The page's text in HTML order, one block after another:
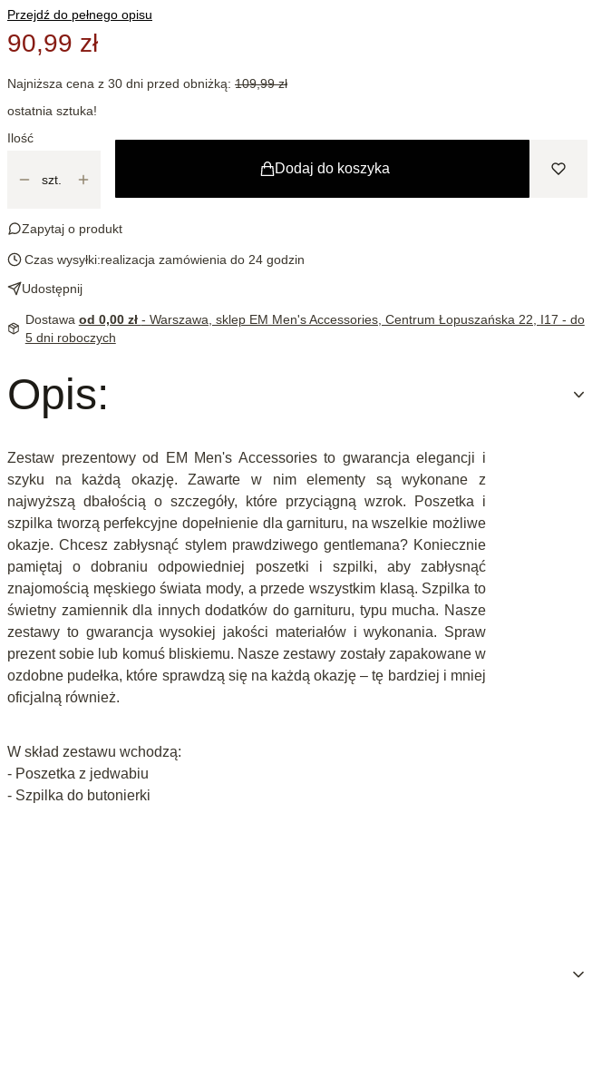
Przejdź do pełnego opisu
90,99 zł
Najniższa cena z 30 dni przed obniżką: 109,99 zł
ostatnia sztuka!
Ilość
szt.
Dodaj do koszyka
Zapytaj o produkt
Czas wysyłki:realizacja zamówienia do 24 godzin
Udostępnij
Dostawa od 0,00 zł - Warszawa, sklep EM Men's Accessories, Centrum Łopuszańska 22, I17 - do
5 dni roboczych
Opis:
Zestaw prezentowy od EM Men's Accessories to gwarancja elegancji i
szyku na każdą okazję. Zawarte w nim elementy są wykonane z
najwyższą dbałością o szczegóły, które przyciągną wzrok. Poszetka i
szpilka tworzą perfekcyjne dopełnienie dla garnituru, na wszelkie możliwe
okazje. Chcesz zabłysnąć stylem prawdziwego gentlemana? Koniecznie
pamiętaj o dobraniu odpowiedniej poszetki i szpilki, aby zabłysnąć
znajomością męskiego świata mody, a przede wszystkim klasą. Szpilka to
świetny zamiennik dla innych dodatków do garnituru, typu mucha. Nasze
zestawy to gwarancja wysokiej jakości materiałów i wykonania. Spraw
prezent sobie lub komuś bliskiemu. Nasze zestawy zostały zapakowane w
ozdobne pudełka, które sprawdzą się na każdą okazję – tę bardziej i mniej
oficjalną również.
W skład zestawu wchodzą:
- Poszetka z jedwabiu
- Szpilka do butonierki